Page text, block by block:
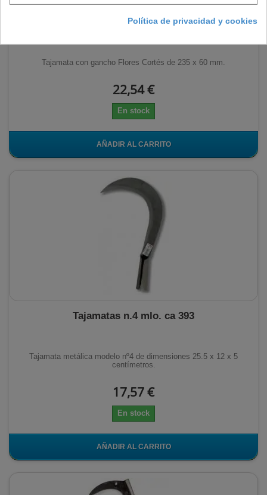
Tajamata con gancho 235x60 mm
Tajamata con gancho Flores Cortés de 235 x 60 mm.
22,54 €
En stock
AÑADIR AL CARRITO
Tajamatas n.4 mlo. ca 393
Tajamata metálica modelo nº4 de dimensiones 25.5 x 12 x 5
centímetros.
17,57 €
En stock
AÑADIR AL CARRITO
Política de privacidad y cookies